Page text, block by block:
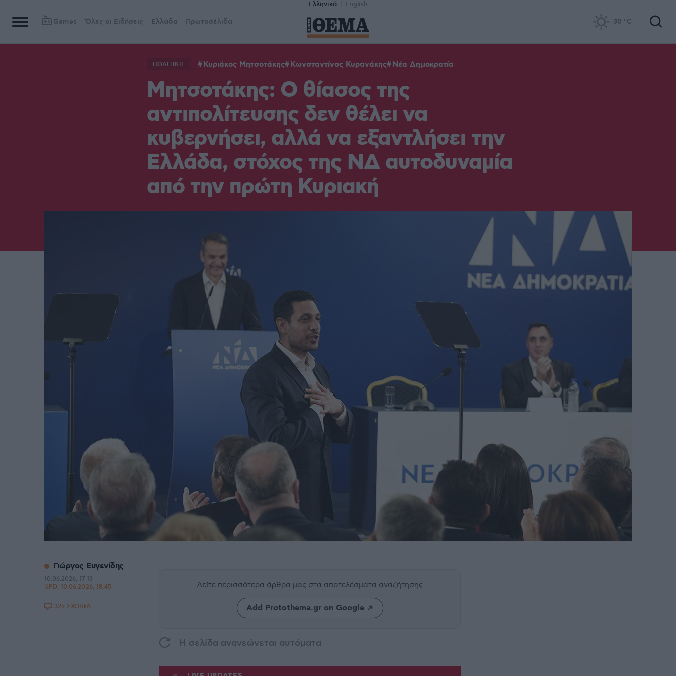
Ελληνικά English
Games Όλες οι Ειδήσεις Ελλάδα Πρωτοσέλιδα 30 °C
ΠΟΛΙΤΙΚΗ Κυριάκος Μητσοτάκης Κωνσταντίνος Κυρανάκης Νέα Δημοκρατία
Μητσοτάκης: Ο θίασος της
αντιπολίτευσης δεν θέλει να
κυβερνήσει, αλλά να εξαντλήσει την
Ελλάδα, στόχος της ΝΔ αυτοδυναμία
από την πρώτη Κυριακή
Δείτε περισσότερα άρθρα μας στα αποτελέσματα αναζήτησης
Add Protothema.gr on Google
H σελίδα ανανεώνεται αυτόματα
Γιώργος Ευγενίδης
10.06.2026, 17:13
UPD: 10.06.2026, 18:45
325 ΣΧΟΛΙΑ